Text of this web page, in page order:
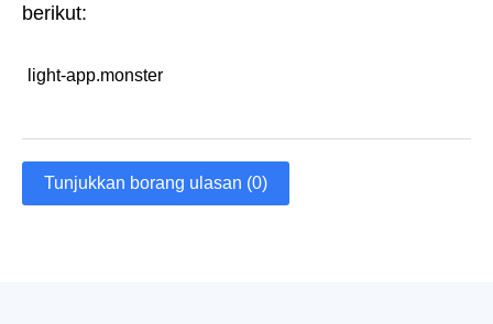
berikut:
light-app.monster
Tunjukkan borang ulasan (0)